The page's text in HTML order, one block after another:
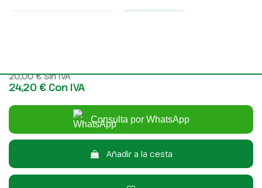
20,00 € Sin IVA
24,20 € Con IVA
Consulta por WhatsApp
Añadir a la cesta